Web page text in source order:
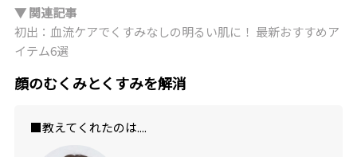
▼ 関連記事
初出：血流ケアでくすみなしの明るい肌に！ 最新おすすめア
イテム6選
顔のむくみとくすみを解消
■教えてくれたのは....